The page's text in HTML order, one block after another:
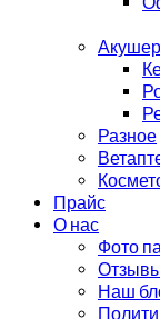
Разное
Прайс
О нас
Фото
Наш